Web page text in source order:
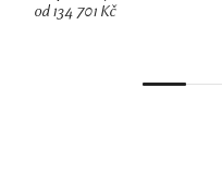
od 134 701 Kč